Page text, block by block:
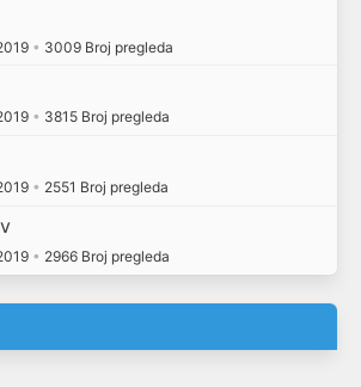
• 3009 Broj pregleda
• 3815 Broj pregleda
• 2551 Broj pregleda
• 2966 Broj pregleda